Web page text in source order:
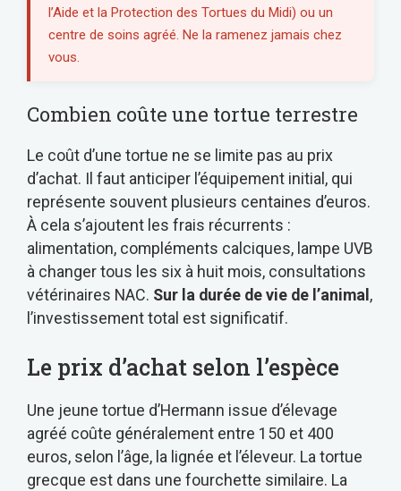
l’Aide et la Protection des Tortues du Midi) ou un
centre de soins agréé. Ne la ramenez jamais chez
vous.
Combien coûte une tortue terrestre
Le coût d’une tortue ne se limite pas au prix
d’achat. Il faut anticiper l’équipement initial, qui
représente souvent plusieurs centaines d’euros.
À cela s’ajoutent les frais récurrents :
alimentation, compléments calciques, lampe UVB
à changer tous les six à huit mois, consultations
vétérinaires NAC. Sur la durée de vie de l’animal ,
l’investissement total est significatif.
Le prix d’achat selon l’espèce
Une jeune tortue d’Hermann issue d’élevage
agréé coûte généralement entre 150 et 400
euros, selon l’âge, la lignée et l’éleveur. La tortue
grecque est dans une fourchette similaire. La